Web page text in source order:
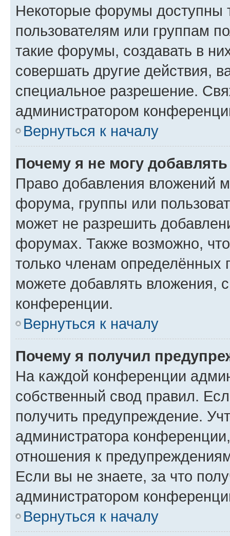
Некоторые форумы доступны
пользователям или группам
такие форумы, создавать в
совершать другие действия,
специальное разрешение.
администратором
Вернуться к началу
Почему я не могу
Право добавления вложений
форума, группы или
может не разрешить
форумах. Также возможно,
только членам определённых
можете добавлять вложения,
конференции.
Вернуться к началу
Почему я получил
На каждой конференции
собственный свод правил.
получить предупреждение.
администратора
отношения к
Если вы не знаете, за что
администратором
Вернуться к началу